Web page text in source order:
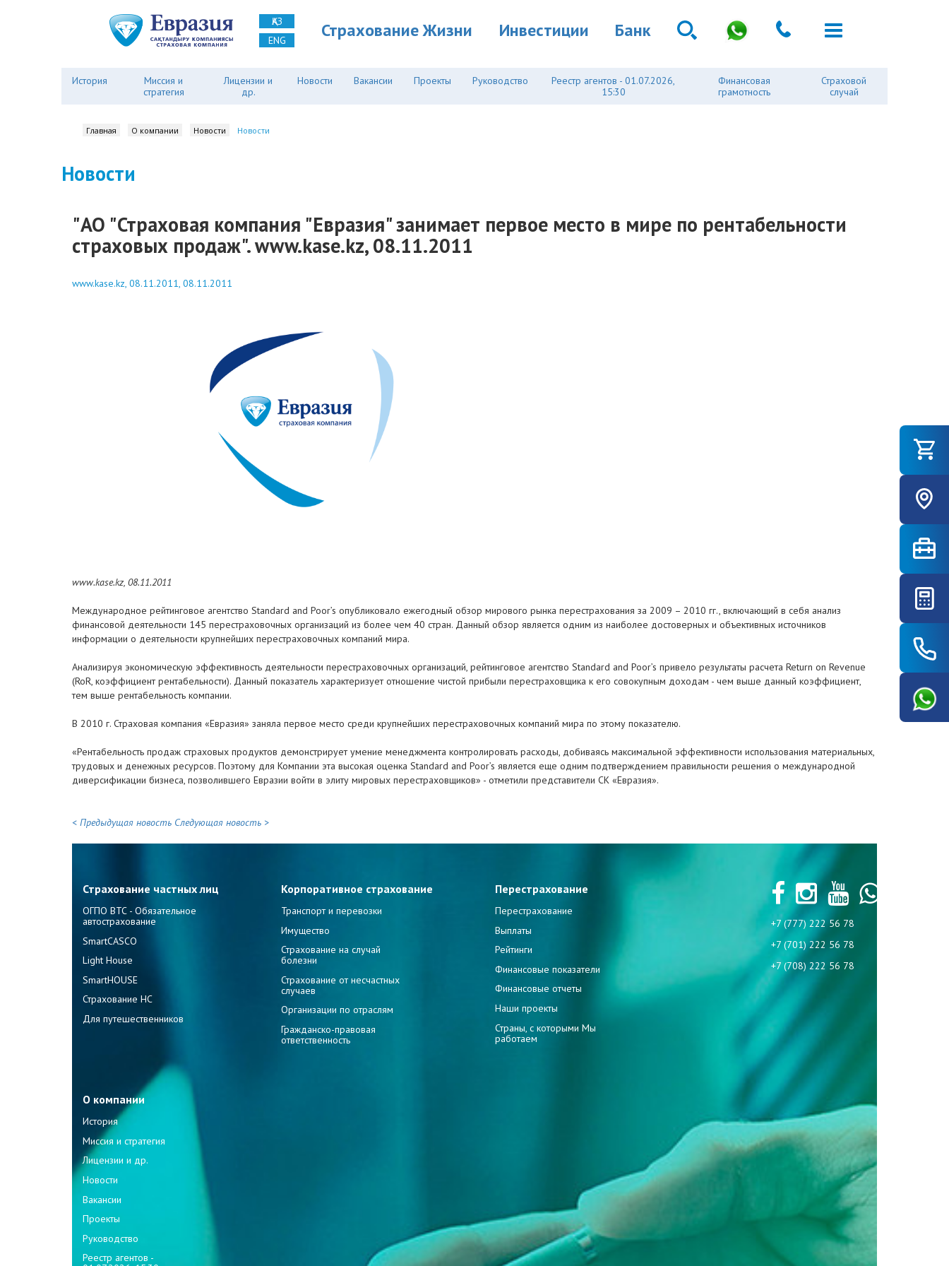
ҚАЗ
ENG
Страхование Жизни Инвестиции Банк
История
Миссия и
стратегия
Лицензии и
др.
Новости Вакансии Проекты Руководство
Реестр агентов - 01.07.2026,
15:30
Финансовая
грамотность
Страховой
случай
Главная О компании Новости Новости
Новости
"АО "Страховая компания "Евразия" занимает первое место в мире по рентабельности
страховых продаж". www.kase.kz, 08.11.2011
www.kase.kz, 08.11.2011, 08.11.2011
www.kase.kz, 08.11.2011
Международное рейтинговое агентство Standard and Poor’s опубликовало ежегодный обзор мирового рынка перестрахования за 2009 – 2010 гг., включающий в себя анализ
финансовой деятельности 145 перестраховочных организаций из более чем 40 стран. Данный обзор является одним из наиболее достоверных и объективных источников
информации о деятельности крупнейших перестраховочных компаний мира.
Анализируя экономическую эффективность деятельности перестраховочных организаций, рейтинговое агентство Standard and Poor’s привело результаты расчета Return on Revenue
(RoR, коэффициент рентабельности). Данный показатель характеризует отношение чистой прибыли перестраховщика к его совокупным доходам - чем выше данный коэффициент,
тем выше рентабельность компании.
В 2010 г. Страховая компания «Евразия» заняла первое место среди крупнейших перестраховочных компаний мира по этому показателю.
«Рентабельность продаж страховых продуктов демонстрирует умение менеджмента контролировать расходы, добиваясь максимальной эффективности использования материальных,
трудовых и денежных ресурсов. Поэтому для Компании эта высокая оценка Standard and Poor’s является еще одним подтверждением правильности решения о международной
диверсификации бизнеса, позволившего Евразии войти в элиту мировых перестраховщиков» - отметили представители СК «Евразия».
< Предыдущая новость Следующая новость >
Страхование частных лиц
ОГПО ВТС - Обязательное
автострахование
SmartCASCO
Light House
SmartHOUSE
Страхование НС
Для путешественников
Корпоративное страхование
Транспорт и перевозки
Имущество
Страхование на случай
болезни
Страхование от несчастных
случаев
Организации по отраслям
Гражданско-правовая
ответственность
Перестрахование
Перестрахование
Выплаты
Рейтинги
Финансовые показатели
Финансовые отчеты
Наши проекты
Страны, с которыми Мы
работаем
О компании
История
Миссия и стратегия
Лицензии и др.
Новости
Вакансии
Проекты
Руководство
Реестр агентов -
+7 (777) 222 56 78
+7 (701) 222 56 78
+7 (708) 222 56 78